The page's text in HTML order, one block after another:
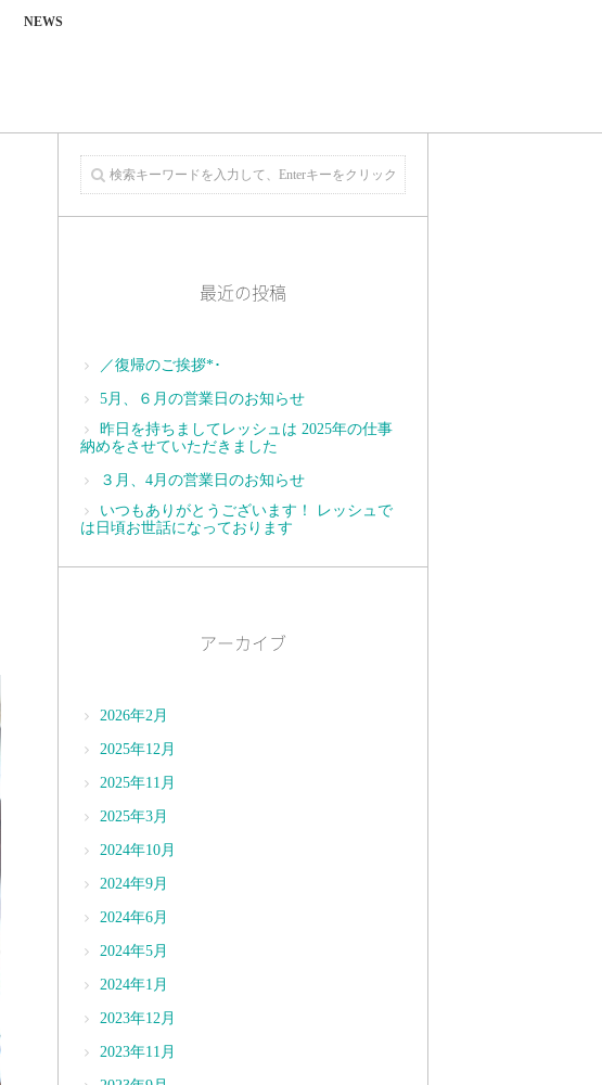
NEWS
最近の投稿
／復帰のご挨拶*･ ⁡
5月、６月の営業日のお知らせ
昨日を持ちましてレッシュは 2025年の仕事
納めをさせていただきました
３月、4月の営業日のお知らせ
いつもありがとうございます！ レッシュで
は日頃お世話になっております
アーカイブ
2026年2月
2025年12月
2025年11月
2025年3月
2024年10月
2024年9月
2024年6月
2024年5月
2024年1月
2023年12月
2023年11月